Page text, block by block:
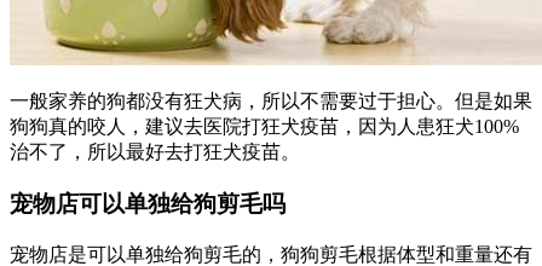
一般家养的狗都没有狂犬病，所以不需要过于担心。但是如果
狗狗真的咬人，建议去医院打狂犬疫苗，因为人患狂犬100%
治不了，所以最好去打狂犬疫苗。
宠物店可以单独给狗剪毛吗
宠物店是可以单独给狗剪毛的，狗狗剪毛根据体型和重量还有